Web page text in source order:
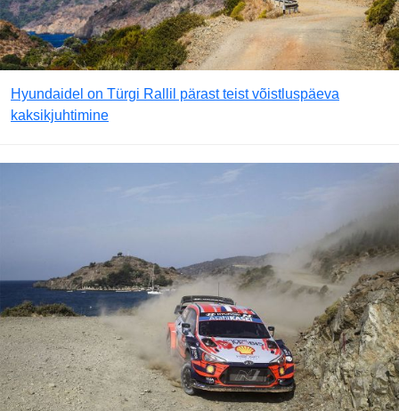
Hyundaidel on Türgi Rallil pärast teist võistluspäeva
kaksikjuhtimine